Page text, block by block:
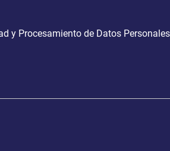
y Procesamiento de Datos Personales